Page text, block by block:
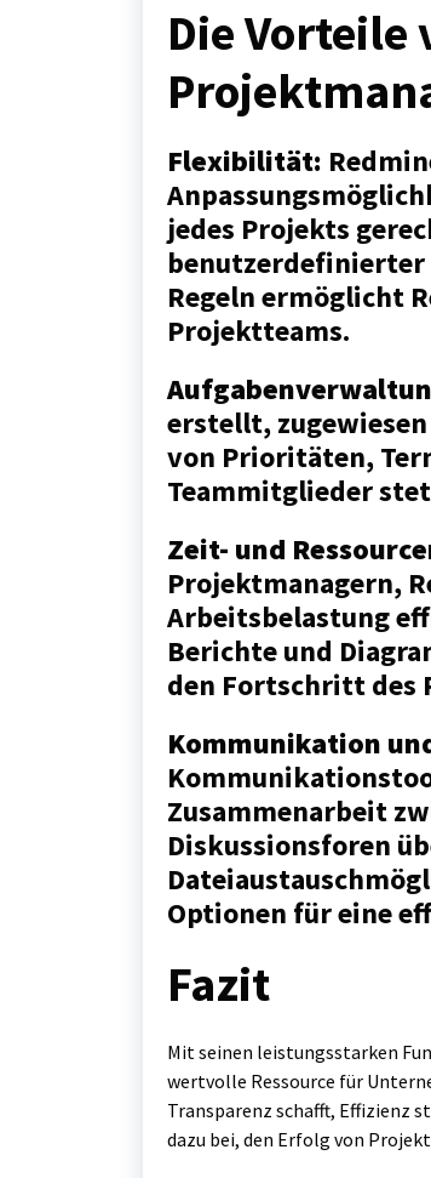
Die Vorteile
Flexibilität:
jedes Projekts
benutzerdefinierter
Regeln ermöglicht
Projektteams.
erstellt,
von Prioritäten,
Teammitglieder
Zeit- und
Projektmanagern,
Arbeitsbelastung
Berichte und
den Fortschritt des
Kommunikation
Zusammenarbeit
Diskussionsforen
Optionen für eine
Fazit
Mit seinen leistungsstarken
wertvolle Ressource für
Transparenz schafft, Effizienz
dazu bei, den Erfolg von